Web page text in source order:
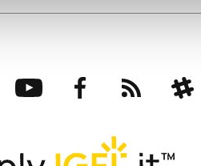
YouTubeFacebookRSS